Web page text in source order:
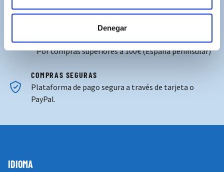
Denegar
Contacta con nosotros para solucionar cualquier duda.
Por compras superiores a 100€ (España peninsular)
COMPRAS SEGURAS
Plataforma de pago segura a través de tarjeta o
PayPal.
IDIOMA